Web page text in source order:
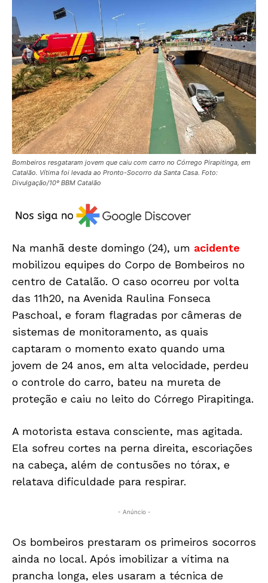
Bombeiros resgataram jovem que caiu com carro no Córrego Pirapitinga, em
Catalão. Vítima foi levada ao Pronto-Socorro da Santa Casa. Foto:
Divulgação/10º BBM Catalão
Na manhã deste domingo (24), um acidente
mobilizou equipes do Corpo de Bombeiros no
centro de Catalão. O caso ocorreu por volta
das 11h20, na Avenida Raulina Fonseca
Paschoal, e foram flagradas por câmeras de
sistemas de monitoramento, as quais
captaram o momento exato quando uma
jovem de 24 anos, em alta velocidade, perdeu
o controle do carro, bateu na mureta de
proteção e caiu no leito do Córrego Pirapitinga.
A motorista estava consciente, mas agitada.
Ela sofreu cortes na perna direita, escoriações
na cabeça, além de contusões no tórax, e
relatava dificuldade para respirar.
- Anúncio -
Os bombeiros prestaram os primeiros socorros
ainda no local. Após imobilizar a vítima na
prancha longa, eles usaram a técnica de